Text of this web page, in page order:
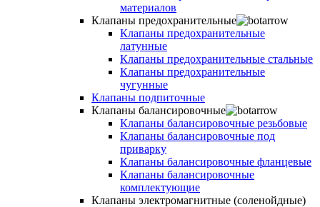
материалов
Клапаны предохранительные
Клапаны предохранительные
латунные
Клапаны предохранительные стальные
Клапаны предохранительные
чугунные
Клапаны подпиточные
Клапаны балансировочные
Клапаны балансировочные резьбовые
Клапаны балансировочные под
приварку
Клапаны балансировочные фланцевые
Клапаны балансировочные
комплектующие
Клапаны электромагнитные (соленойдные)